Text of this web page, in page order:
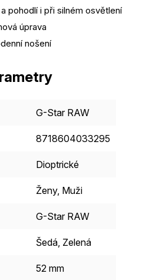
pohodlí i při silném osvětlení
úprava
nošení
G-Star RAW
8718604033295
Dioptrické
Ženy, Muži
G-Star RAW
Šedá Zelená
52 mm